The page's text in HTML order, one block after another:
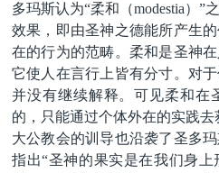
多玛斯认为“柔和 （modestia） ”
效果，即由圣神之德能所产生的
在的行为的范畴。柔和是圣神
它使人在言行上皆有分寸。 对于
并没有继续解释。可见柔和在
的，只能通过个体外在的实践去
大公教会的训导也沿袭了圣多
指出“圣神的果实是在我们身